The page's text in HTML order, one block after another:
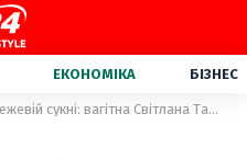
ЕКОНОМІКА БІЗНЕС
У бежевій сукні: вагітна Світлана Тарабарова зачарувала мережу ніжним образом